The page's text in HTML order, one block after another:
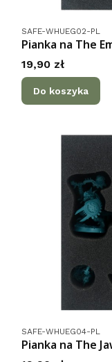
Kod produktu
SAFE-WHUEG02-PL
Pianka na The
Cena
19,90 zł
Do koszyka
Kod produktu
SAFE-WHUEG04-PL
Pianka na The